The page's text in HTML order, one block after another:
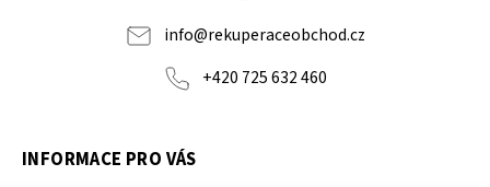
info@rekuperaceobchod.cz
+420 725 632 460
INFORMACE PRO VÁS